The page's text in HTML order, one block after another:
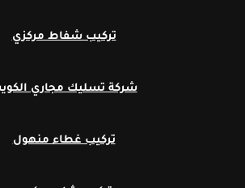
تركيب شفاط مركزي
شركة تسليك مجاري
تركيب غطاء منهول